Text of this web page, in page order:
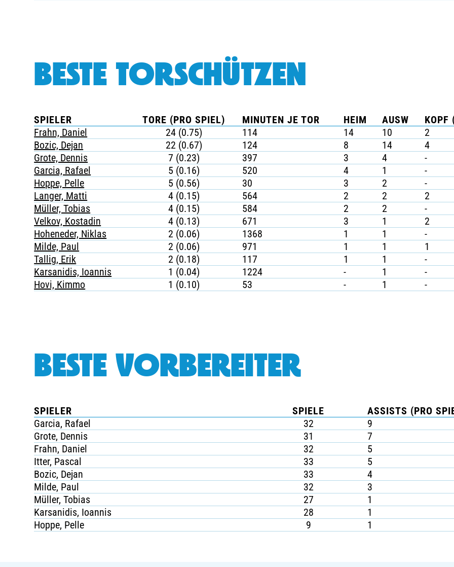
BESTE TORSCHÜTZEN
SPIELER TORE (PRO SPIEL) MINUTEN JE TOR HEIM AUSW KOPF
Frahn, Daniel
24 (0.75) 114 14 10 2
Bozic, Dejan
22 (0.67) 124 8 14 4
Grote, Dennis
7 (0.23) 397 3 4 -
Garcia, Rafael
5 (0.16) 520 4 1 -
Hoppe, Pelle
5 (0.56) 30 3 2 -
Langer, Matti
4 (0.15) 564 2 2 2
Müller, Tobias
4 (0.15) 584 2 2 -
Velkov, Kostadin
4 (0.13) 671 3 1 2
Hoheneder, Niklas
2 (0.06) 1368 1 1 -
Milde, Paul
2 (0.06) 971 1 1 1
Tallig, Erik
2 (0.18) 117 1 1 -
Karsanidis, Ioannis
1 (0.04) 1224 - 1 -
Hovi, Kimmo
1 (0.10) 53 - 1 -
BESTE VORBEREITER
SPIELER SPIELE
ASSISTS (PRO
Garcia, Rafael
32
9
Grote, Dennis
31
7
Frahn, Daniel
32
5
Itter, Pascal
33
5
Bozic, Dejan
33
4
Milde, Paul
32
3
Müller, Tobias
27
1
Karsanidis, Ioannis
28
1
Hoppe, Pelle
9 1